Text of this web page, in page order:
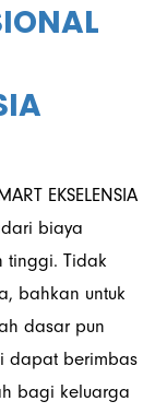
EKSELENSIA
biaya
tinggi. Tidak
bahkan untuk
dasar pun
dapat berimbas
bagi keluarga